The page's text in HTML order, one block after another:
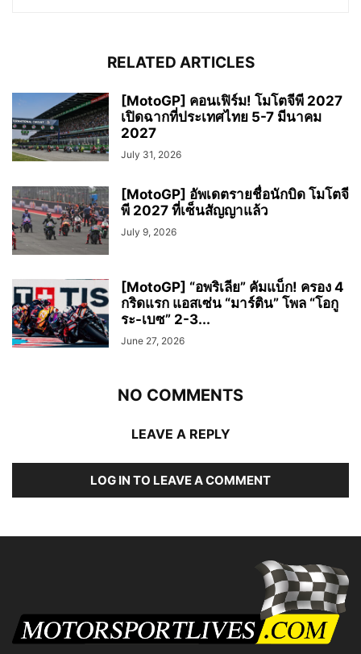
RELATED ARTICLES
[MotoGP] คอนเฟิร์ม! โมโตจีพี 2027
เปิดฉากที่ประเทศไทย 5-7 มีนาคม
2027
July 31, 2026
[MotoGP] อัพเดตรายชื่อนักบิด โมโตจี
พี 2027 ที่เซ็นสัญญาแล้ว
July 9, 2026
[MotoGP] “อพริเลีย” คัมแบ็ก! ครอง 4
กริดแรก แอสเซ่น “มาร์ติน” โพล “โอกู
ระ-เบซ” 2-3...
June 27, 2026
NO COMMENTS
LEAVE A REPLY
LOG IN TO LEAVE A COMMENT